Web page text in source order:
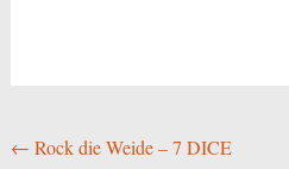
Beitragsnavigation
← Rock die Weide – 7 DICE